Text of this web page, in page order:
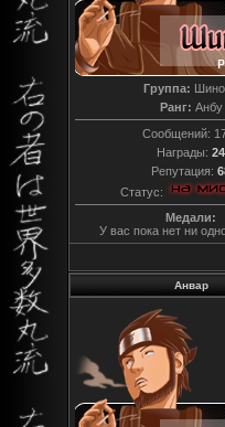
Группа:
Ранг: Анбу
Сообщений:
Награды: 24
Репутация:
Статус:
Медали:
У вас пока нет ни
Анвар